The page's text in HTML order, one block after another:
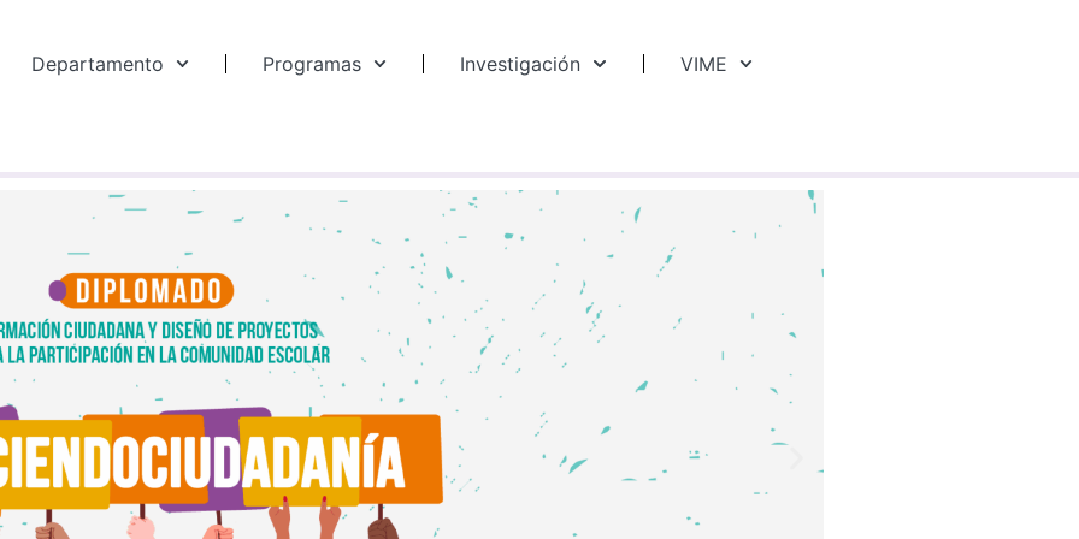
Departamento Programas Investigación VIME